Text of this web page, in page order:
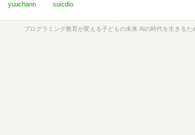
yuuchann suicdio